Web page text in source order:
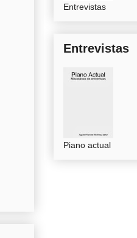
Entrevistas
Entrevistas
Piano actual